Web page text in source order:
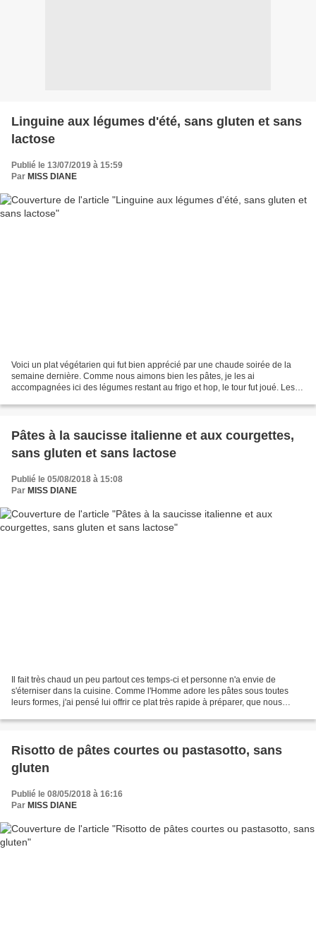
Linguine aux légumes d'été, sans gluten et sans
lactose
Publié le 13/07/2019 à 15:59
Par MISS DIANE
Voici un plat végétarien qui fut bien apprécié par une chaude soirée de la
semaine dernière. Comme nous aimons bien les pâtes, je les ai
accompagnées ici des légumes restant au frigo et hop, le tour fut joué. Les
Pâtes à la saucisse italienne et aux courgettes,
sans gluten et sans lactose
Publié le 05/08/2018 à 15:08
Par MISS DIANE
Il fait très chaud un peu partout ces temps-ci et personne n'a envie de
s'éterniser dans la cuisine. Comme l'Homme adore les pâtes sous toutes
leurs formes, j'ai pensé lui offrir ce plat très rapide à préparer, que nous
Risotto de pâtes courtes ou pastasotto, sans
gluten
Publié le 08/05/2018 à 16:16
Par MISS DIANE